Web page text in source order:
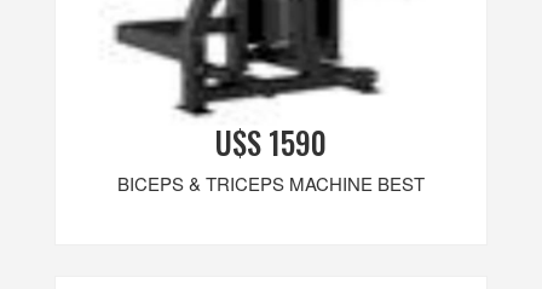
U$S 1590
BICEPS & TRICEPS MACHINE BEST